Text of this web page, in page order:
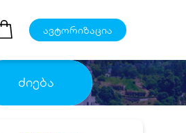
ავტორიზაცია
ძიება